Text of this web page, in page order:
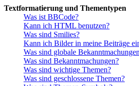
Textformatierung und Thementypen
Was ist BBCode?
Kann ich HTML benutzen?
Was sind Smilies?
Kann ich Bilder in meine Beiträge
Was sind globale
Was sind Bekanntmachungen?
Was sind wichtige Themen?
Was sind geschlossene Themen?